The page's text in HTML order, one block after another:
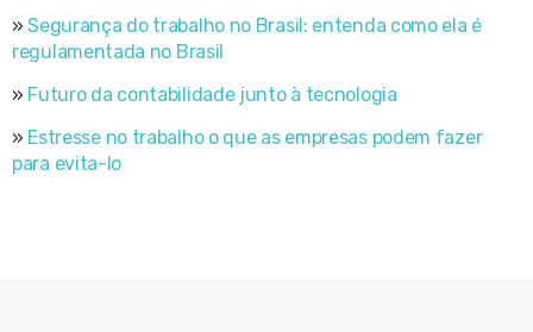
»Segurança do trabalho no Brasil: entenda como ela é
regulamentada no Brasil
» Futuro da contabilidade junto à tecnologia
» Estresse no trabalho o que as empresas podem fazer
para evita-lo